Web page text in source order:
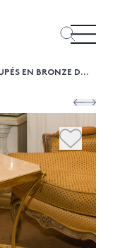
TABLE CARRÉE À PANS COUPÉS EN BRONZE DORÉ DESSUS MARBRE BEIGE À PIEDS DE BICHE 60X50X52 CM VELADOR CUADRADO EN METAL DORADO Y TAP...